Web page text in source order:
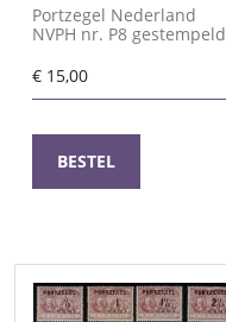
Portzegel Nederland
NVPH nr. P8 gestempeld
€ 15,00
BESTEL